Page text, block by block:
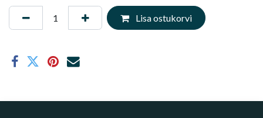
Lisa ostukorvi